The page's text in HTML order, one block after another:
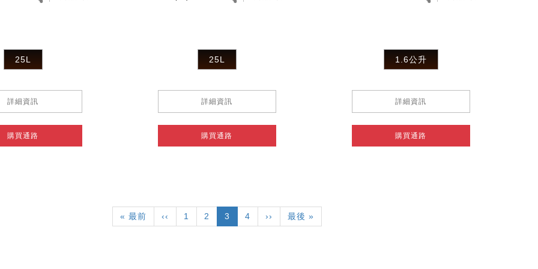
25L
詳細資訊
購買通路
25L
詳細資訊
購買通路
1.6公升
詳細資訊
購買通路
First
page
« 最前
Previous
page
‹‹
頁
面
1
頁
面
2
目
前
3
頁
面
4
下
一
››
Last
page
最後 »